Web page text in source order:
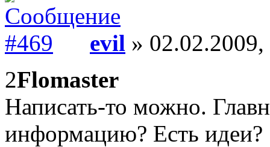
evil »
2Flomaster
Написать-то можно.
информацию? Есть идеи?